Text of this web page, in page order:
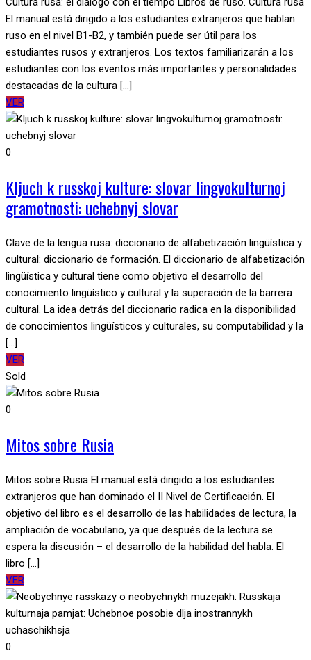
El manual está dirigido a los estudiantes extranjeros que hablan
ruso en el nivel B1-B2, y también puede ser útil para los
estudiantes rusos y extranjeros. Los textos familiarizarán a los
estudiantes con los eventos más importantes y personalidades
destacadas de la cultura [...]
VER
0
Kljuch k russkoj kulture: slovar lingvokulturnoj
gramotnosti: uchebnyj slovar
Clave de la lengua rusa: diccionario de alfabetización lingüística y
cultural: diccionario de formación. El diccionario de alfabetización
lingüística y cultural tiene como objetivo el desarrollo del
conocimiento lingüístico y cultural y la superación de la barrera
cultural. La idea detrás del diccionario radica en la disponibilidad
de conocimientos lingüísticos y culturales, su computabilidad y la
[...]
VER
Sold
0
Mitos sobre Rusia
Mitos sobre Rusia El manual está dirigido a los estudiantes
extranjeros que han dominado el II Nivel de Certificación. El
objetivo del libro es el desarrollo de las habilidades de lectura, la
ampliación de vocabulario, ya que después de la lectura se
espera la discusión – el desarrollo de la habilidad del habla. El
libro [...]
VER
0